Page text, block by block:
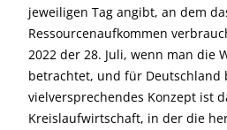
jeweiligen Tag angibt, an dem
Ressourcenaufkommen
2022 der 28. Juli, wenn man die
betrachtet, und für Deutschland
vielversprechendes Konzept ist
Kreislaufwirtschaft, in der die